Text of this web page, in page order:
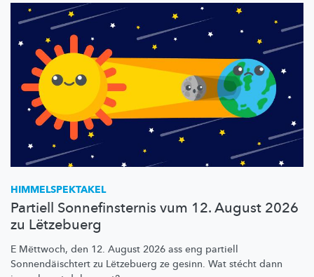
HIMMELSPEKTAKEL
Partiell Sonnefinsternis vum 12. August 2026
zu Lëtzebuerg
E Mëttwoch, den 12. August 2026 ass eng partiell
Sonnendäischtert zu Lëtzebuerg ze gesinn. Wat stécht dann